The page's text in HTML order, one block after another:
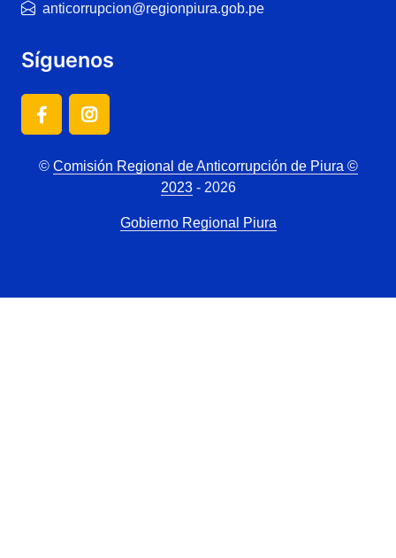
anticorrupcion@regionpiura.gob.pe
Síguenos
© Comisión Regional de Anticorrupción de Piura ©
2023- 2026
Gobierno Regional Piura